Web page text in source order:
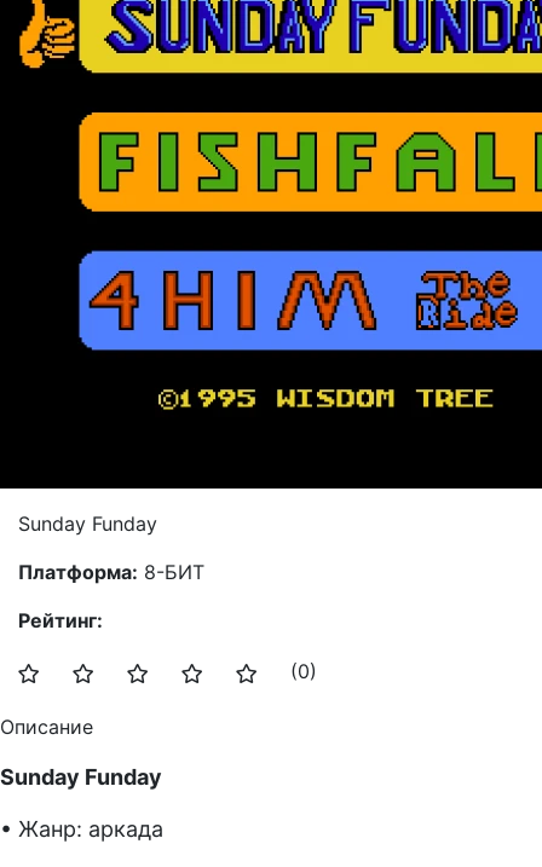
Sunday Funday
Платформа: 8-БИТ
Рейтинг:
(0)
Описание
Sunday Funday
• Жанр: аркада